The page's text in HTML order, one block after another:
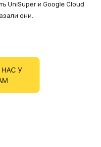
UniSuper и Google Cloud
они.
У